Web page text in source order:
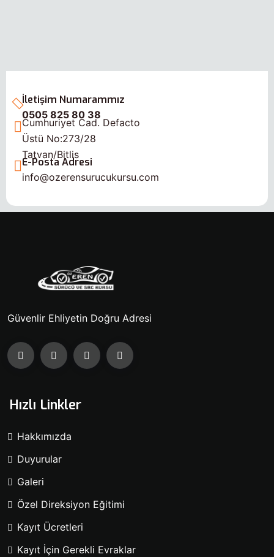
İletişim Numarammız
0505 825 80 38
Cumhuriyet Cad. Defacto
Üstü No:273/28
Tatvan/Bitlis
E-Posta Adresi
info@ozerensurucukursu.com
Güvenlir Ehliyetin Doğru Adresi
Hızlı Linkler
Hakkımızda
Duyurular
Galeri
Özel Direksiyon Eğitimi
Kayıt Ücretleri
Kayıt İçin Gerekli Evraklar